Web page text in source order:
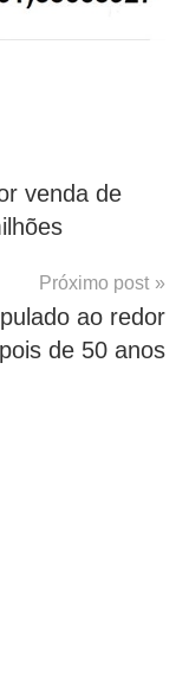
venda de
Próximo post
ao redor
de 50 anos